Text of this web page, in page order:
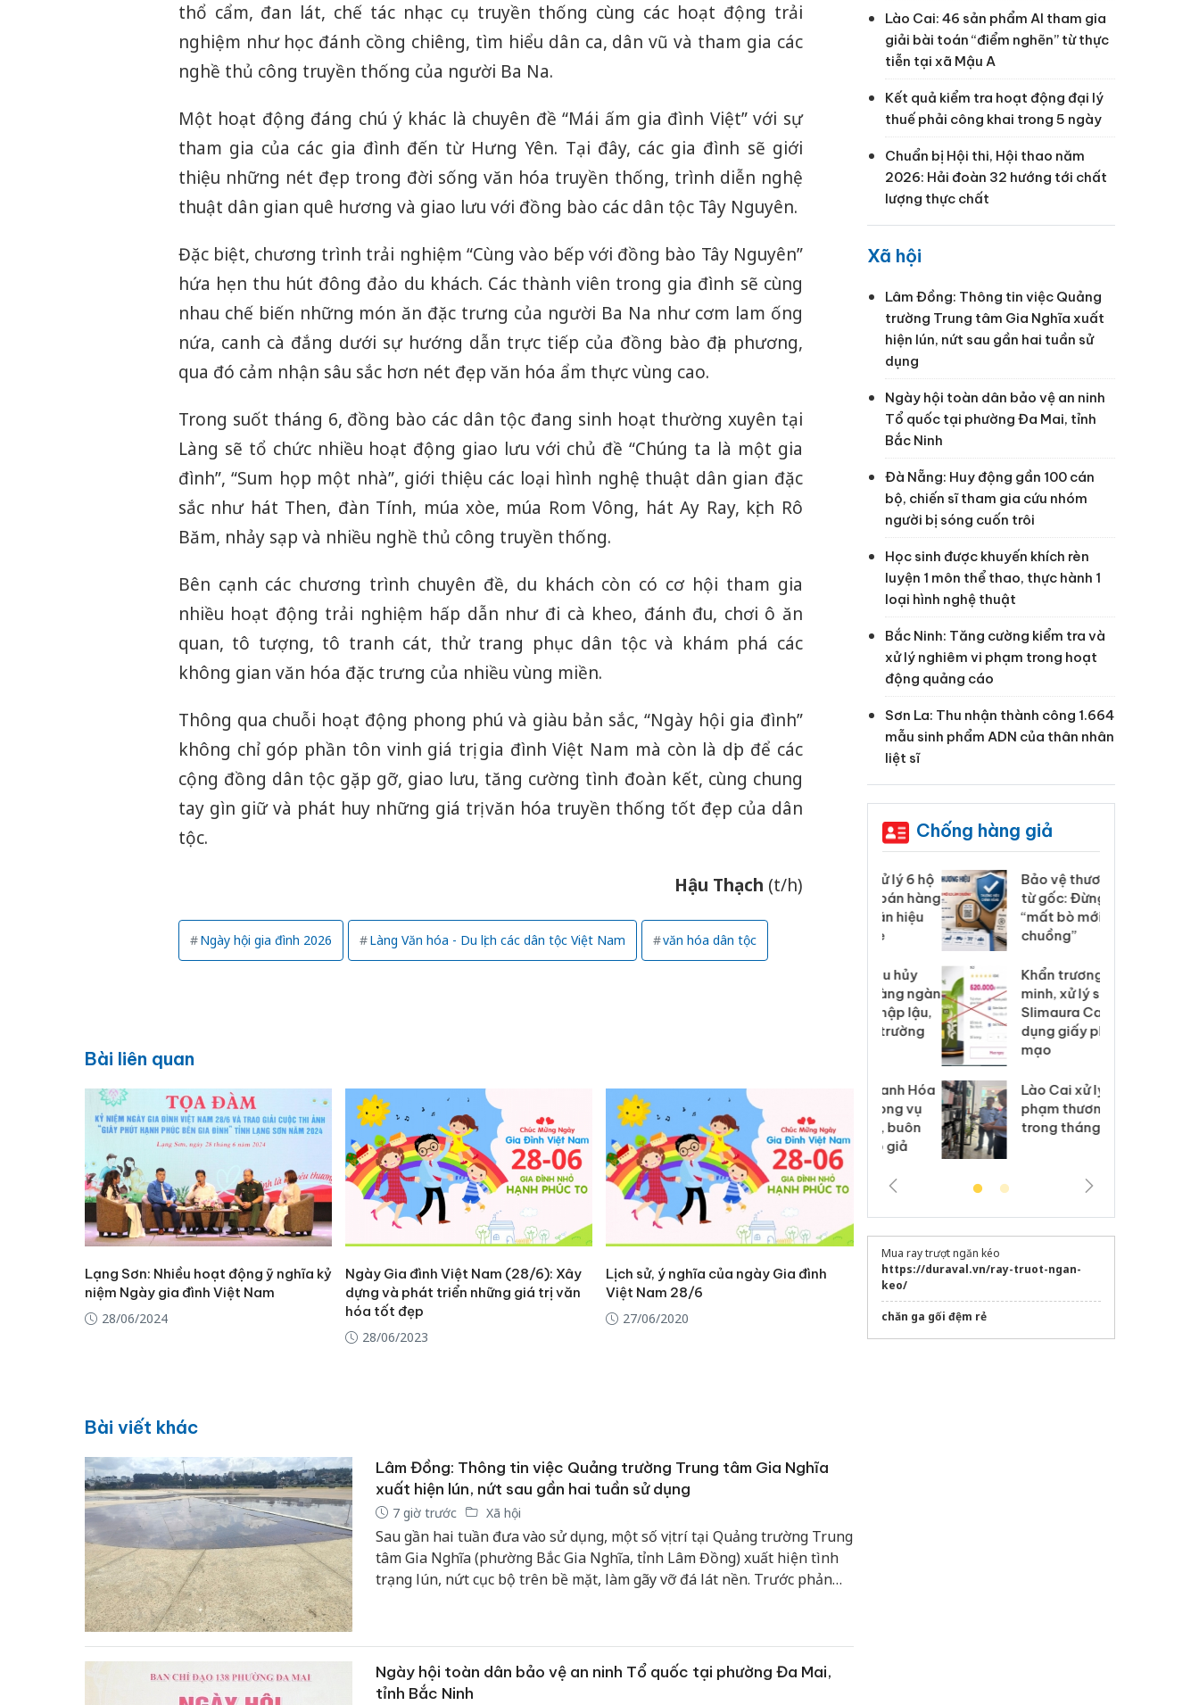
thổ cẩm, đan lát, chế tác nhạc cụ truyền thống cùng các hoạt động trải
nghiệm như học đánh cồng chiêng, tìm hiểu dân ca, dân vũ và tham gia các
nghề thủ công truyền thống của người Ba Na.
Một hoạt động đáng chú ý khác là chuyên đề “Mái ấm gia đình Việt” với sự
tham gia của các gia đình đến từ Hưng Yên. Tại đây, các gia đình sẽ giới
thiệu những nét đẹp trong đời sống văn hóa truyền thống, trình diễn nghệ
thuật dân gian quê hương và giao lưu với đồng bào các dân tộc Tây Nguyên.
Đặc biệt, chương trình trải nghiệm “Cùng vào bếp với đồng bào Tây Nguyên”
hứa hẹn thu hút đông đảo du khách. Các thành viên trong gia đình sẽ cùng
nhau chế biến những món ăn đặc trưng của người Ba Na như cơm lam ống
nứa, canh cà đắng dưới sự hướng dẫn trực tiếp của đồng bào địa phương,
qua đó cảm nhận sâu sắc hơn nét đẹp văn hóa ẩm thực vùng cao.
Trong suốt tháng 6, đồng bào các dân tộc đang sinh hoạt thường xuyên tại
Làng sẽ tổ chức nhiều hoạt động giao lưu với chủ đề “Chúng ta là một gia
đình”, “Sum họp một nhà”, giới thiệu các loại hình nghệ thuật dân gian đặc
sắc như hát Then, đàn Tính, múa xòe, múa Rom Vông, hát Ay Ray, kịch Rô
Băm, nhảy sạp và nhiều nghề thủ công truyền thống.
Bên cạnh các chương trình chuyên đề, du khách còn có cơ hội tham gia
nhiều hoạt động trải nghiệm hấp dẫn như đi cà kheo, đánh đu, chơi ô ăn
quan, tô tượng, tô tranh cát, thử trang phục dân tộc và khám phá các
không gian văn hóa đặc trưng của nhiều vùng miền.
Thông qua chuỗi hoạt động phong phú và giàu bản sắc, “Ngày hội gia đình”
không chỉ góp phần tôn vinh giá trị gia đình Việt Nam mà còn là dịp để các
cộng đồng dân tộc gặp gỡ, giao lưu, tăng cường tình đoàn kết, cùng chung
tay gìn giữ và phát huy những giá trị văn hóa truyền thống tốt đẹp của dân
tộc.
Hậu Thạch (t/h)
Ngày hội gia đình 2026 Làng Văn hóa - Du lịch các dân tộc Việt Nam văn hóa dân tộc
Bài liên quan
Lạng Sơn: Nhiều hoạt động ỹ nghĩa kỷ
niệm Ngày gia đình Việt Nam
28/06/2024
Ngày Gia đình Việt Nam (28/6): Xây
dựng và phát triển những giá trị văn
hóa tốt đẹp
28/06/2023
Lịch sử, ý nghĩa của ngày Gia đình
Việt Nam 28/6
27/06/2020
Bài viết khác
Lâm Đồng: Thông tin việc Quảng trường Trung tâm Gia Nghĩa
xuất hiện lún, nứt sau gần hai tuần sử dụng
7 giờ trước Xã hội
Sau gần hai tuần đưa vào sử dụng, một số vị trí tại Quảng trường Trung
tâm Gia Nghĩa (phường Bắc Gia Nghĩa, tỉnh Lâm Đồng) xuất hiện tình
trạng lún, nứt cục bộ trên bề mặt, làm gãy vỡ đá lát nền. Trước phản
đến kết cấu chịu lực của dự án.
Ngày hội toàn dân bảo vệ an ninh Tổ quốc tại phường Đa Mai,
tỉnh Bắc Ninh
Lào Cai: 46 sản phẩm AI tham gia
giải bài toán “điểm nghẽn” từ thực
tiễn tại xã Mậu A
Kết quả kiểm tra hoạt động đại lý
thuế phải công khai trong 5 ngày
Chuẩn bị Hội thi, Hội thao năm
2026: Hải đoàn 32 hướng tới chất
lượng thực chất
Xã hội
Lâm Đồng: Thông tin việc Quảng
trường Trung tâm Gia Nghĩa xuất
hiện lún, nứt sau gần hai tuần sử
dụng
Ngày hội toàn dân bảo vệ an ninh
Tổ quốc tại phường Đa Mai, tỉnh
Bắc Ninh
Đà Nẵng: Huy động gần 100 cán
bộ, chiến sĩ tham gia cứu nhóm
người bị sóng cuốn trôi
Học sinh được khuyến khích rèn
luyện 1 môn thể thao, thực hành 1
loại hình nghệ thuật
Bắc Ninh: Tăng cường kiểm tra và
xử lý nghiêm vi phạm trong hoạt
động quảng cáo
Sơn La: Thu nhận thành công 1.664
mẫu sinh phẩm ADN của thân nhân
liệt sĩ
Chống hàng giả
Hưng Yên: Xử lý 6 hộ
kinh doanh bán hàng
giả mạo nhãn hiệu
Adidas, Nike
Công an Thanh Hóa
tìm bị hại trong vụ
án sản xuất, buôn
bán yến sào giả
Bảo vệ thương hiệu
từ gốc: Đừng để
“mất bò mới lo làm
chuồng”
Khẩn trương xác
minh, xử lý sản phẩm
Slimaura Care x3 sử
dụng giấy phép giả
mạo
Lào Cai xử lý 83 vụ vi
phạm thương mại
trong tháng 7
Mua ray trượt ngăn kéo
https://duraval.vn/ray-truot-ngan-
keo/
chăn ga gối đệm rẻ